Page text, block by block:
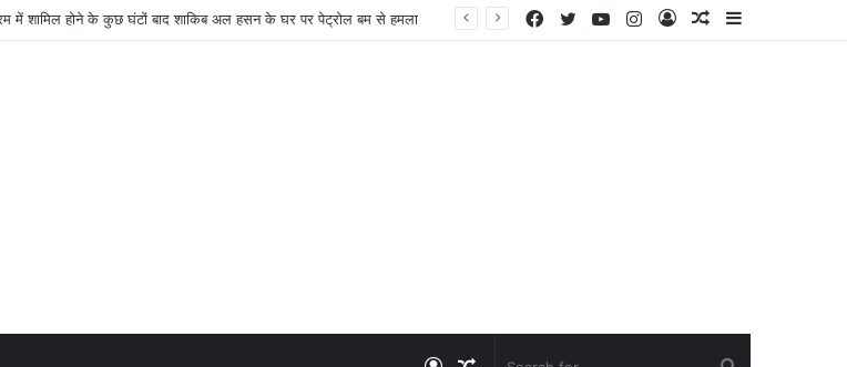
Sidebar
Random
Log
Instagram
YouTube
Twitter
Facebook